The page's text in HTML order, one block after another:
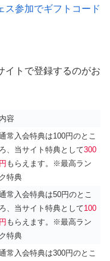
参加でギフトコード
イトで登録するのがお
内容
常入会特典は100円のとこ
ろ、当サイト特典として300
円 もらえます。※最高ラン
ク特典
常入会特典は50円のとこ
ろ、当サイト特典として100
円 もらえます。※最高ラン
ク特典
常入会特典は300円のとこ